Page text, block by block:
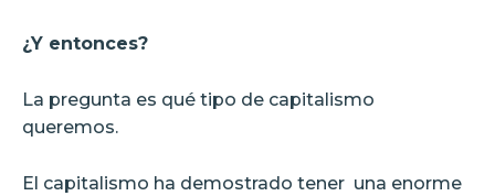
¿Y entonces?
La pregunta es qué tipo de capitalismo
queremos.
El capitalismo ha demostrado tener una enorme